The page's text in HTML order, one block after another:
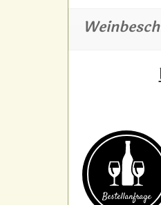
Bestell­anfrage